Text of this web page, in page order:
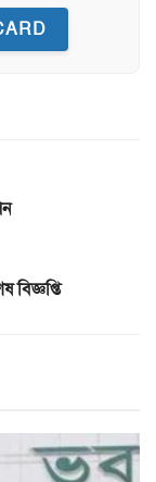
বিজ্ঞপ্তি